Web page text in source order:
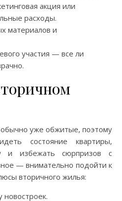
акция или
расходы.
материалов и
участия — все ли
уже обжитые, поэтому
состояние квартиры,
и избежать сюрпризов с
— внимательно подойти к
вторичного жилья: